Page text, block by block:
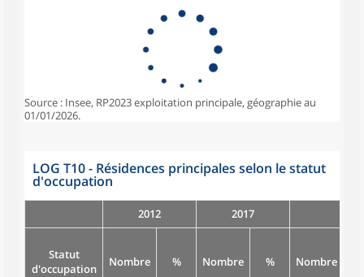
Source : Insee, RP2023 exploitation principale, géographie au
01/01/2026.
LOG T10 - Résidences principales selon le statut
d'occupation
2012 2017
Statut
d'occupation
Nombre % Nombre % Nombre